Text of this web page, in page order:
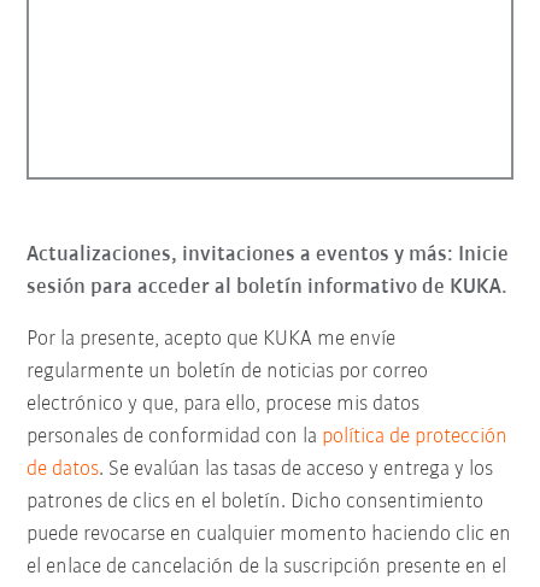
Actualizaciones, invitaciones a eventos y más: Inicie
sesión para acceder al boletín informativo de KUKA.
Por la presente, acepto que KUKA me envíe
regularmente un boletín de noticias por correo
electrónico y que, para ello, procese mis datos
personales de conformidad con la política de protección
de datos. Se evalúan las tasas de acceso y entrega y los
patrones de clics en el boletín. Dicho consentimiento
puede revocarse en cualquier momento haciendo clic en
el enlace de cancelación de la suscripción presente en el